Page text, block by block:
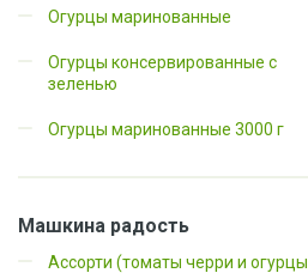
Огурцы маринованные
Огурцы консервированные с
зеленью
Огурцы маринованные 3000 г
Машкина радость
Ассорти (томаты черри и огурцы